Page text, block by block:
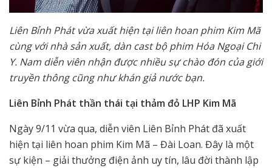
Liên Bỉnh Phát vừa xuất hiện tại liên hoan phim Kim Mã
cùng với nhà sản xuất, dàn cast bộ phim Hóa Ngoại Chi
Y. Nam diễn viên nhận được nhiều sự chào đón của giới
truyền thông cũng như khán giả nước bạn.
Liên Bỉnh Phát thần thái tại thảm đỏ LHP Kim Mã
Ngày 9/11 vừa qua, diễn viên Liên Bỉnh Phát đã xuất
hiện tại liên hoan phim Kim Mã – Đài Loan. Đây là một
sự kiện – giải thưởng điện ảnh uy tín, lâu đời thành lập